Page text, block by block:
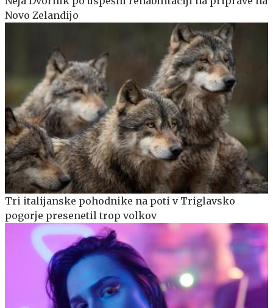
Novo Zelandijo
Tri italijanske pohodnike na poti v Triglavsko
pogorje presenetil trop volkov